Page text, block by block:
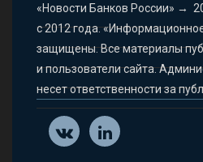
«Новости Банков России» →
с 2012 года.
защищены. Все материалы
и пользователи сайта.
несет ответственности за